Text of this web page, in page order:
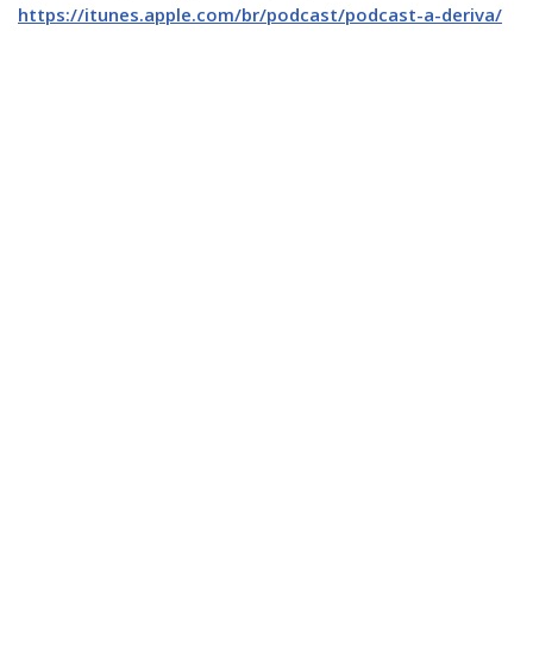
https://itunes.apple.com/br/podcast/podcast-a-deriva/